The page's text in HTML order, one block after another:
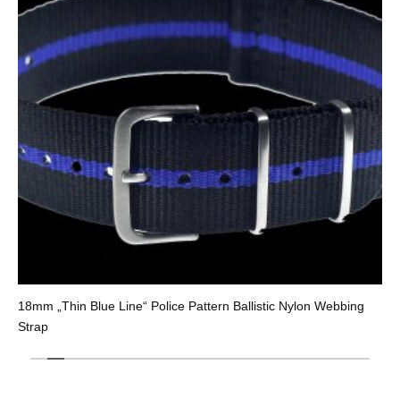
18mm „Thin Blue Line“ Police Pattern Ballistic Nylon Webbing
Strap